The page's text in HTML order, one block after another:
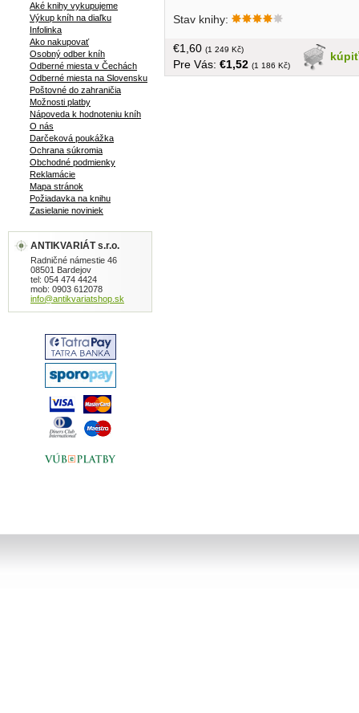
Stav knihy:
kúpiť
€1,60 (1 249 Kč)
Pre Vás: €1,52 (1 186 Kč)
Aké knihy vykupujeme
Výkup kníh na diaľku
Infolinka
Ako nakupovať
Osobný odber kníh
Odberné miesta v Čechách
Odberné miesta na Slovensku
Poštovné do zahraničia
Možnosti platby
Nápoveda k hodnoteniu kníh
O nás
Darčeková poukážka
Ochrana súkromia
Obchodné podmienky
Reklamácie
Mapa stránok
Požiadavka na knihu
Zasielanie noviniek
ANTIKVARIÁT s.r.o.
Radničné námestie 46
08501 Bardejov
tel: 054 474 4424
mob: 0903 612078
info@antikvariatshop.sk